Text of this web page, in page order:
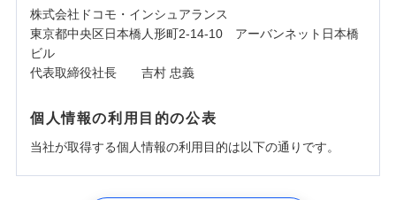
株式会社ドコモ・インシュアランス
東京都中央区日本橋人形町2-14-10 アーバンネット日本橋
ビル
代表取締役社長 吉村 忠義
個人情報の利用目的の公表
当社が取得する個人情報の利用目的は以下の通りです。